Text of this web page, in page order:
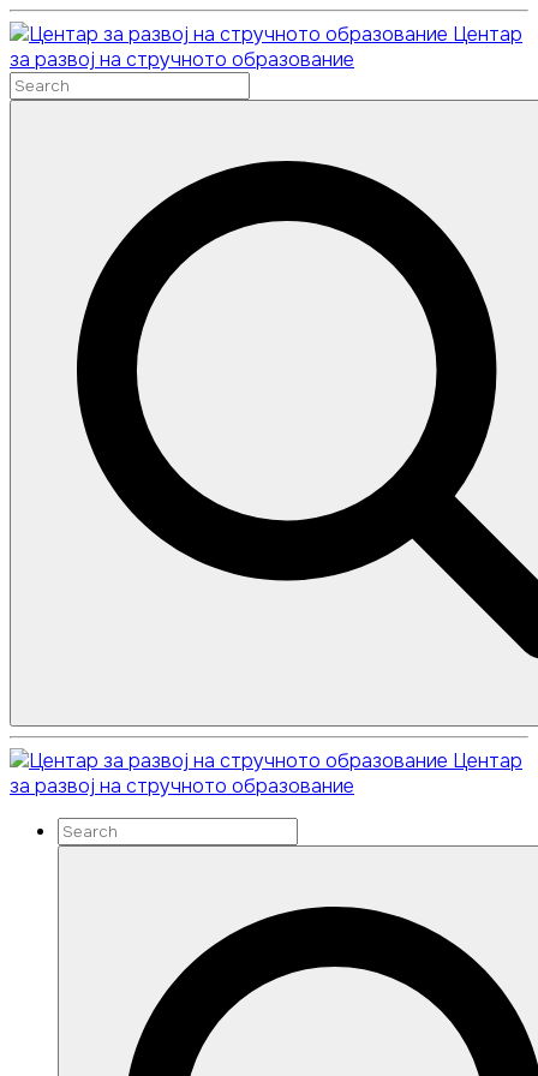
Skip
to
content
Центар
за развој на стручното образование
Search
Search
for:
Центар
за развој на стручното образование